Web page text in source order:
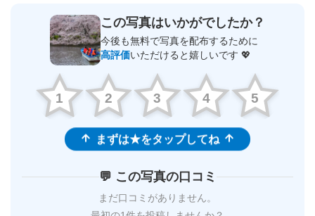
この写真はいかがでしたか？
今後も無料で写真を配布するために
高評価いただけると嬉しいです 💖
1 2 3 4 5
まずは★をタップしてね
💬 この写真の口コミ
まだ口コミがありません。